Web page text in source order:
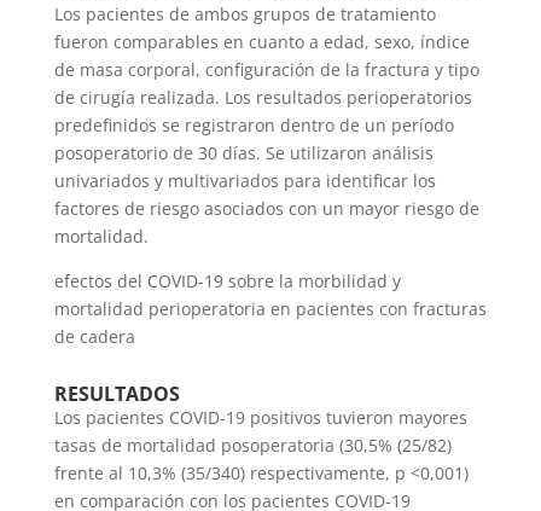
Los pacientes de ambos grupos de tratamiento
fueron comparables en cuanto a edad, sexo, índice
de masa corporal, configuración de la fractura y tipo
de cirugía realizada. Los resultados perioperatorios
predefinidos se registraron dentro de un período
posoperatorio de 30 días. Se utilizaron análisis
univariados y multivariados para identificar los
factores de riesgo asociados con un mayor riesgo de
mortalidad.
efectos del COVID-19 sobre la morbilidad y
mortalidad perioperatoria en pacientes con fracturas
de cadera
RESULTADOS
Los pacientes COVID-19 positivos tuvieron mayores
tasas de mortalidad posoperatoria (30,5% (25/82)
frente al 10,3% (35/340) respectivamente, p <0,001)
en comparación con los pacientes COVID-19